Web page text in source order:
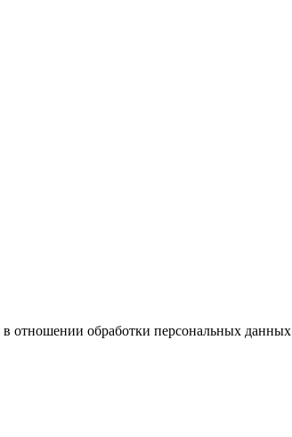
в отношении обработки персональных данных